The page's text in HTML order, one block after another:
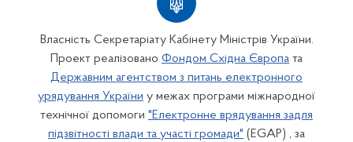
Власність Секретаріату Кабінету Міністрів України.
Проект реалізовано Фондом Східна Європа та
Державним агентством з питань електронного
урядування України у межах програми міжнародної
технічної допомоги "Електронне врядування задля
підзвітності влади та участі громади" (EGAP) , за